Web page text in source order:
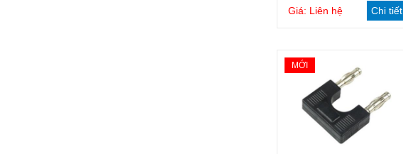
Giá: Liên hệ Chi tiết
MỚI